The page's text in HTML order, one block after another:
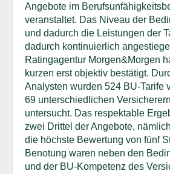
Angebote im
veranstaltet. Das Niveau der
und dadurch die Leistungen der
dadurch kontinuierlich
Ratingagentur Morgen&Morgen
kurzen erst objektiv bestätigt.
Analysten wurden 524 BU-Tarife
69 unterschiedlichen
untersucht. Das respektable
zwei Drittel der Angebote,
die höchste Bewertung von fünf
Benotung waren neben den
und der BU-Kompetenz des